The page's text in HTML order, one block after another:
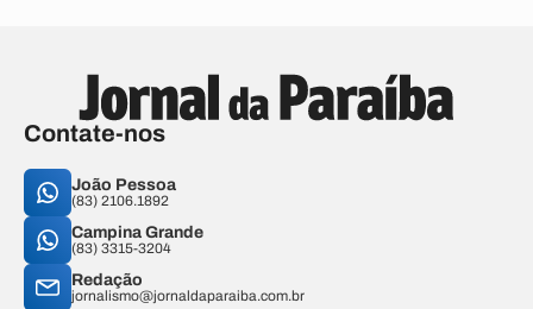
Contate-nos
João Pessoa
(83) 2106.1892
Campina Grande
(83) 3315-3204
Redação
jornalismo@jornaldaparaiba.com.br